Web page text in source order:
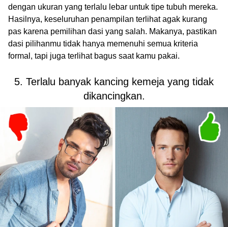
dengan ukuran yang terlalu lebar untuk tipe tubuh mereka.
Hasilnya, keseluruhan penampilan terlihat agak kurang
pas karena pemilihan dasi yang salah. Makanya, pastikan
dasi pilihanmu tidak hanya memenuhi semua kriteria
formal, tapi juga terlihat bagus saat kamu pakai.
5. Terlalu banyak kancing kemeja yang tidak
dikancingkan.